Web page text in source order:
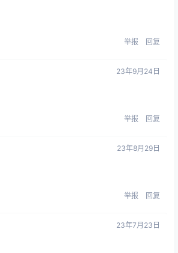
举报 回复
23年9月24日
举报 回复
23年8月29日
举报 回复
23年7月23日